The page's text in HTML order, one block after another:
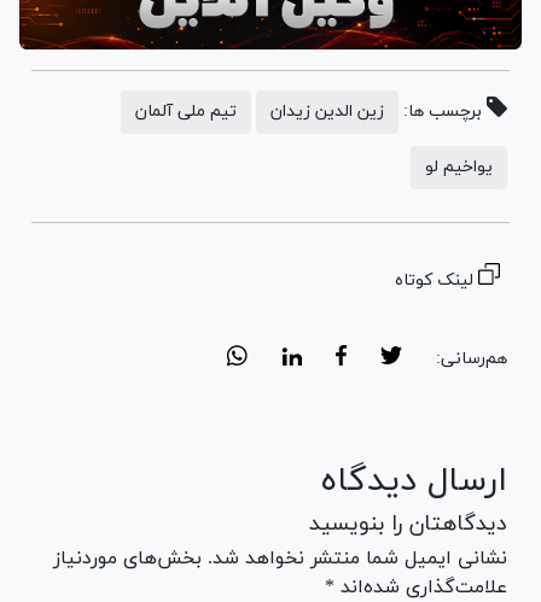
برچسب ها: زین الدین زیدان تیم ملی آلمان
یواخیم لو
لینک کوتاه
هم‌رسانی:
ارسال دیدگاه
دیدگاهتان را بنویسید
نشانی ایمیل شما منتشر نخواهد شد. بخش‌های موردنیاز
علامت‌گذاری شده‌اند *